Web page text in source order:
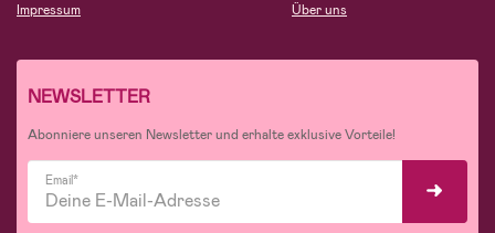
Impressum
Über uns
NEWSLETTER
Abonniere unseren Newsletter und erhalte exklusive Vorteile!
Email*